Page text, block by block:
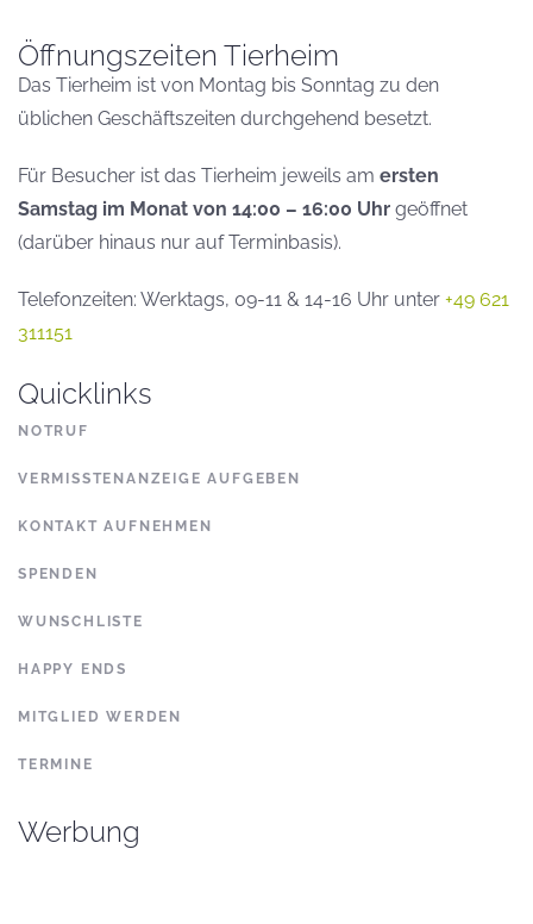
Öffnungszeiten Tierheim
Das Tierheim ist von Montag bis Sonntag zu den
üblichen Geschäftszeiten durchgehend besetzt.
Für Besucher ist das Tierheim jeweils am ersten
Samstag im Monat von 14:00 – 16:00 Uhr geöffnet
(darüber hinaus nur auf Terminbasis).
Telefonzeiten: Werktags, 09-11 & 14-16 Uhr unter +49 621
311151
Quicklinks
NOTRUF
VERMISSTENANZEIGE AUFGEBEN
KONTAKT AUFNEHMEN
SPENDEN
WUNSCHLISTE
HAPPY ENDS
MITGLIED WERDEN
TERMINE
Werbung